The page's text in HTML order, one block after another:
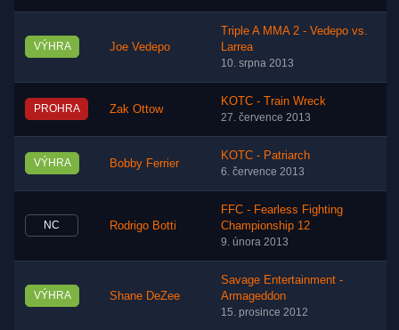
VÝHRA Joe Vedepo
Triple A MMA 2 - Vedepo vs.
Larrea
10. srpna 2013
PROHRA Zak Ottow
KOTC - Train Wreck
27. července 2013
VÝHRA Bobby Ferrier
KOTC - Patriarch
6. července 2013
NC Rodrigo Botti
FFC - Fearless Fighting
Championship 12
9. února 2013
VÝHRA Shane DeZee
Savage Entertainment -
Armageddon
15. prosince 2012